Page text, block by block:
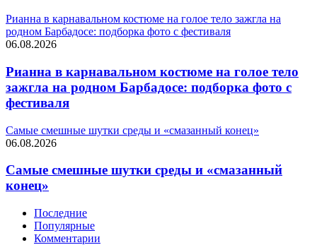
Рианна в карнавальном костюме на голое тело зажгла на
родном Барбадосе: подборка фото с фестиваля
06.08.2026
Рианна в карнавальном костюме на голое тело
зажгла на родном Барбадосе: подборка фото с
фестиваля
Самые смешные шутки среды и «смазанный конец»
06.08.2026
Самые смешные шутки среды и «смазанный
конец»
Последние
Популярные
Комментарии